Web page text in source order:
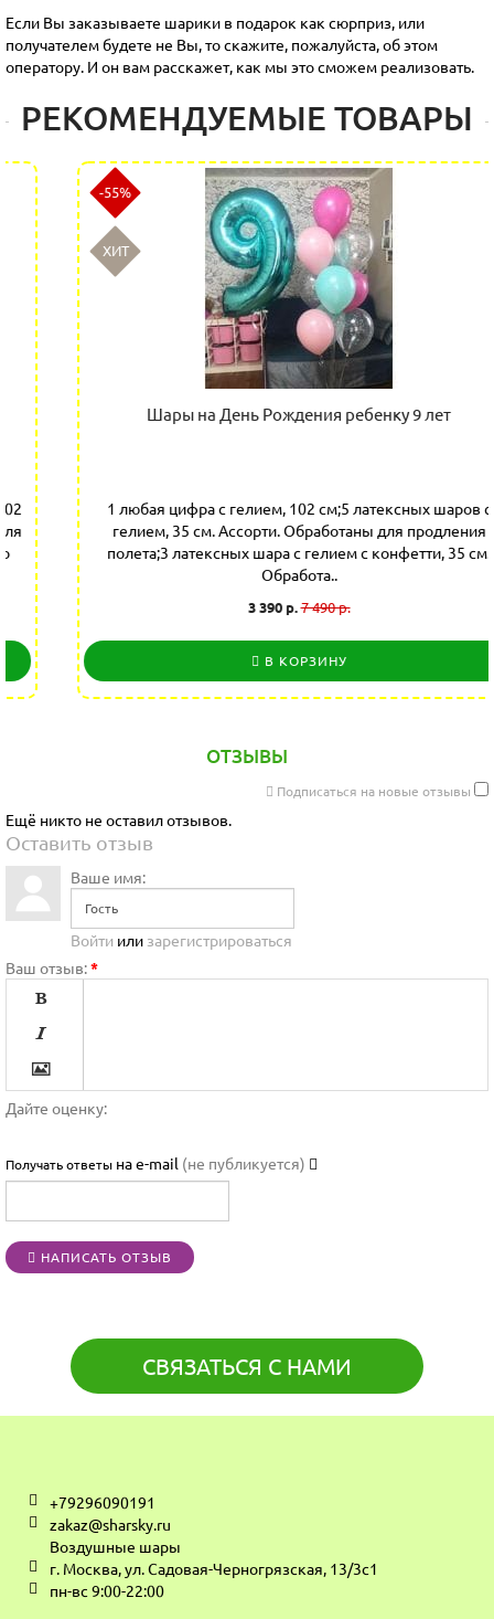
Если Вы заказываете шарики в подарок как сюрприз, или
получателем будете не Вы, то скажите, пожалуйста, об этом
оператору. И он вам расскажет, как мы это сможем реализовать.
РЕКОМЕНДУЕМЫЕ ТОВАРЫ
-55%
Шары на День Рождения ребенку 9 лет
1 любая цифра с гелием, 102 см;5 латексных шаров с
гелием, 35 см. Ассорти. Обработаны для продления
полета;3 латексных шара с гелием с конфетти, 35 см.
Обработа..
7 490 р.
В КОРЗИНУ
ОТЗЫВЫ
Подписаться на новые отзывы
Ещё никто не оставил отзывов.
Оставить отзыв
Ваше имя:
Войти или зарегистрироваться
Ваш отзыв:*







Дайте оценку:
Получать ответы на e-mail (не публикуется)
НАПИСАТЬ ОТЗЫВ
СВЯЗАТЬСЯ С НАМИ
+79296090191
zakaz@sharsky.ru
Воздушные шары
г. Москва, ул. Садовая-Черногрязская, 13/3с1
пн-вс 9:00-22:00